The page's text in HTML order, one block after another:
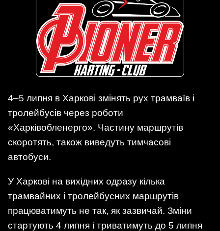
4–5 липня в Харкові змінять рух трамваїв і
тролейбусів через роботи
«Харківобленерго». Частину маршрутів
скоротять, також виведуть тимчасові
автобуси.
У Харкові на вихідних одразу кілька
трамвайних і тролейбусних маршрутів
працюватимуть не так, як зазвичай. Зміни
стартують 4 липня і триватимуть до 5 липня